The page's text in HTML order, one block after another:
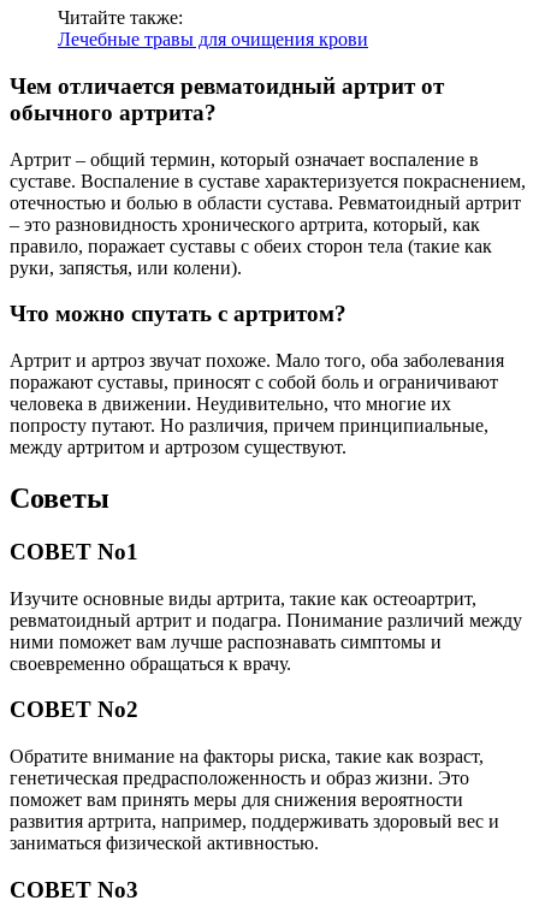
Читайте также:
Лечебные травы для очищения крови
Чем отличается ревматоидный артрит от
обычного артрита?
Артрит – общий термин, который означает воспаление в
суставе. Воспаление в суставе характеризуется покраснением,
отечностью и болью в области сустава. Ревматоидный артрит
– это разновидность хронического артрита, который, как
правило, поражает суставы с обеих сторон тела (такие как
руки, запястья, или колени).
Что можно спутать с артритом?
Артрит и артроз звучат похоже. Мало того, оба заболевания
поражают суставы, приносят с собой боль и ограничивают
человека в движении. Неудивительно, что многие их
попросту путают. Но различия, причем принципиальные,
между артритом и артрозом существуют.
Советы
СОВЕТ No1
Изучите основные виды артрита, такие как остеоартрит,
ревматоидный артрит и подагра. Понимание различий между
ними поможет вам лучше распознавать симптомы и
своевременно обращаться к врачу.
СОВЕТ No2
Обратите внимание на факторы риска, такие как возраст,
генетическая предрасположенность и образ жизни. Это
поможет вам принять меры для снижения вероятности
развития артрита, например, поддерживать здоровый вес и
заниматься физической активностью.
СОВЕТ No3